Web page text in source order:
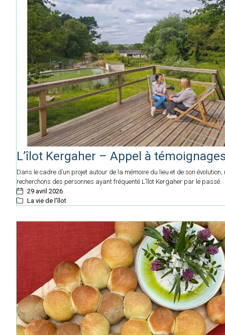
L’îlot Kergaher – Appel à
Dans le cadre d’un projet autour de la mémoire du lieu et de son évolution,
recherchons des personnes ayant fréquenté L’îlot Kergaher par le passé.
29 avril 2026
La vie de l'îlot